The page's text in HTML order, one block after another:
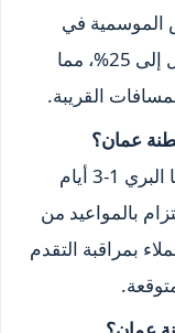
الموسمية في
النسر التي تخفض الأسعار بنسبة تصل إلى 25%، مما
القريبة.
عمان؟
يستغرق الشحن الجوي 1-2 أيام، بينما البري 1-3 أيام
بالمواعيد من
بمراقبة التقدم